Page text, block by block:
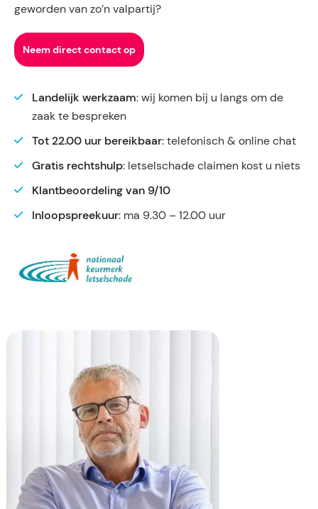
geworden van zo’n valpartij?
Neem direct contact op
Landelijk werkzaam: wij komen bij u langs om de
zaak te bespreken
Tot 22.00 uur bereikbaar: telefonisch & online chat
Gratis rechtshulp: letselschade claimen kost u niets
Klantbeoordeling van 9/10
Inloopspreekuur: ma 9.30 – 12.00 uur